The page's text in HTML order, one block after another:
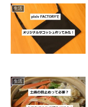
生活
生活